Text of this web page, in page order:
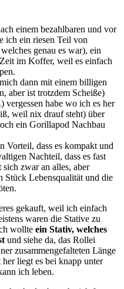
einem bezahlbaren und vor
ich ein riesen Teil von
genau es war), ein
im Koffer, weil es einfach
dann mit einem billigen
aber ist trotzdem Scheiße)
habe wo ich es her
weil nix drauf steht) über
ein Gorillapod Nachbau
Vorteil, dass es kompakt und
Nachteil, dass es fast
zwar an alles, aber
Stück Lebensqualität und die
gekauft, weil ich einfach
waren die Stative zu
wollte ein Stativ, welches
und siehe da, das Rollei
zusammengefalteten Länge
liegt es bei knapp unter
ich leben.